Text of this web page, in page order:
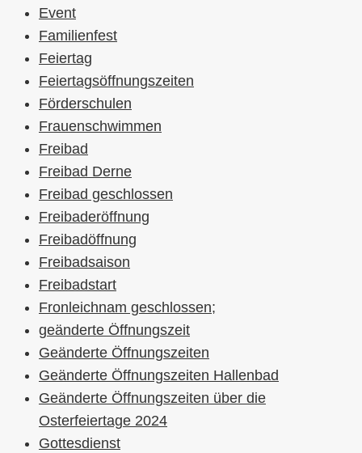
Event
Familienfest
Feiertag
Feiertagsöffnungszeiten
Förderschulen
Frauenschwimmen
Freibad
Freibad Derne
Freibad geschlossen
Freibaderöffnung
Freibadöffnung
Freibadsaison
Freibadstart
Fronleichnam geschlossen;
geänderte Öffnungszeit
Geänderte Öffnungszeiten
Geänderte Öffnungszeiten Hallenbad
Geänderte Öffnungszeiten über die
Osterfeiertage 2024
Gottesdienst